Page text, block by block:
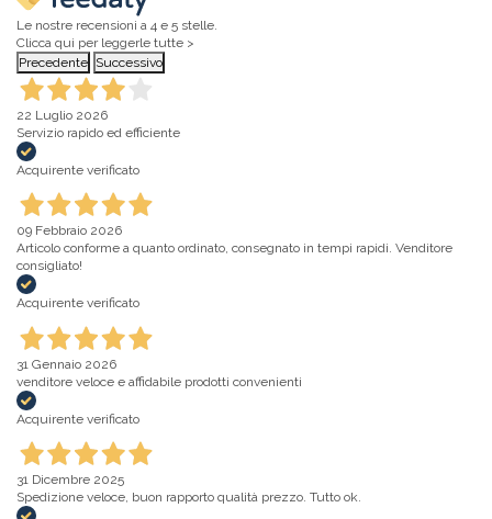
Le nostre recensioni a 4 e 5 stelle.
Clicca qui per leggerle tutte >
Precedente Successivo
22 Luglio 2026
Servizio rapido ed efficiente
Acquirente verificato
09 Febbraio 2026
Articolo conforme a quanto ordinato, consegnato in tempi rapidi. Venditore
consigliato!
Acquirente verificato
31 Gennaio 2026
venditore veloce e affidabile prodotti convenienti
Acquirente verificato
31 Dicembre 2025
Spedizione veloce, buon rapporto qualità prezzo. Tutto ok.